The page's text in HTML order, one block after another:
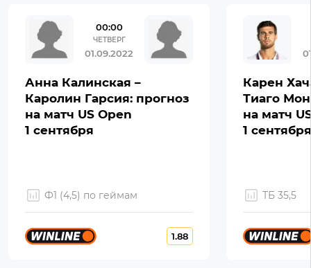
00:00
ЧЕТВЕРГ
01.09.2022
Анна Калинская –
Каролин Гарсия: прогноз
на матч US Open
1 сентября
Ф1 (4,5) по геймам
1.88
Карен
Тиаго
на матч
1 сентября
ТБ 35,5